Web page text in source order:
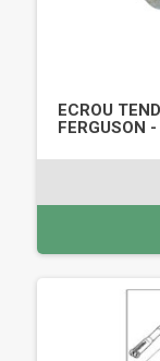
ECROU
FERGUSON